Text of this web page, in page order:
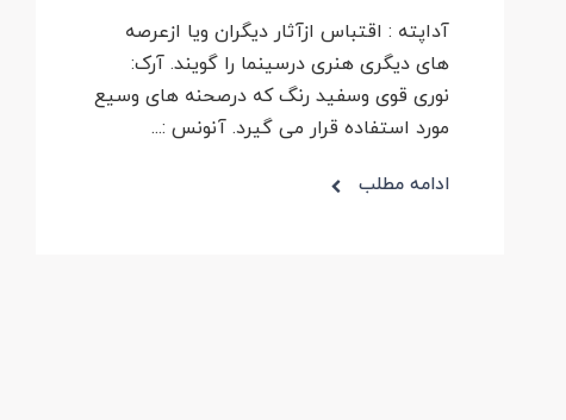
آداپته : اقتباس ازآثار دیگران ویا ازعرصه
های دیگری هنری درسینما را گویند. آرک:
نوری قوی وسفید رنگ که درصحنه های وسیع
مورد استفاده قرار می گیرد. آنونس :...
ادامه مطلب